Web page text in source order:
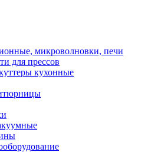
микроволновки, печи
для прессов
кухонные